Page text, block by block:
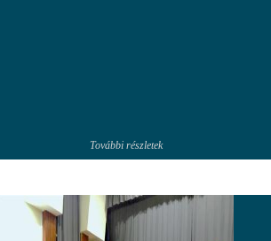
További részletek